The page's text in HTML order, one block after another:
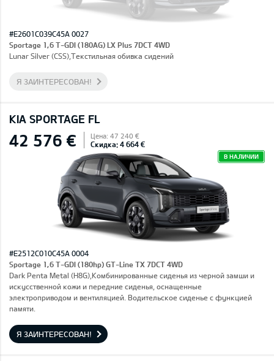
#E2601C039C45A 0027
Sportage 1,6 T-GDI (180AG) LX Plus 7DCT 4WD
Lunar Silver (CSS),Текстильная обивка сидений
Я ЗАИНТЕРЕСОВАН!
KIA SPORTAGE FL
42 576 € Цена: 47 240 €
Скидка: 4 664 €
В НАЛИЧИИ
#E2512C010C45A 0004
Sportage 1,6 T-GDI (180hp) GT-Line TX 7DCT 4WD
Dark Penta Metal (H8G),Комбинированные сиденья из черной замши и
искусственной кожи и передние сиденья, оснащенные
электроприводом и вентиляцией. Водительское сиденье с функцией
памяти.
Я ЗАИНТЕРЕСОВАН!